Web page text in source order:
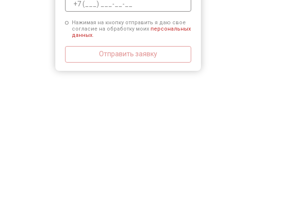
Нажимая на кнопку отправить я даю свое
согласие на обработку моих персональных
данных.
Отправить заявку